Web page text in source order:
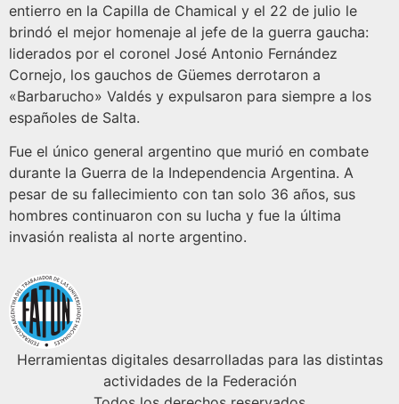
entierro en la Capilla de Chamical y el 22 de julio le
brindó el mejor homenaje al jefe de la guerra gaucha:
liderados por el coronel José Antonio Fernández
Cornejo, los gauchos de Güemes derrotaron a
«Barbarucho» Valdés y expulsaron para siempre a los
españoles de Salta.
Fue el único general argentino que murió en combate
durante la Guerra de la Independencia Argentina. A
pesar de su fallecimiento con tan solo 36 años, sus
hombres continuaron con su lucha y fue la última
invasión realista al norte argentino.
Herramientas digitales desarrolladas para las distintas
actividades de la Federación